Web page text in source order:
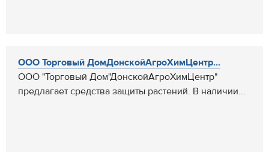
ООО Торговый ДомДонскойАгроХимЦентр...
ООО "Торговый Дом"ДонскойАгроХимЦентр"
предлагает средства защиты растений. В наличии...